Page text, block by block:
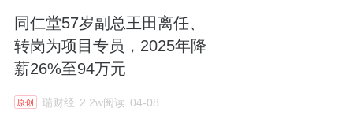
同仁堂57岁副总王田离任、
转岗为项目专员，2025年降
薪26%至94万元
原创 瑞财经 2.2w阅读 04-08